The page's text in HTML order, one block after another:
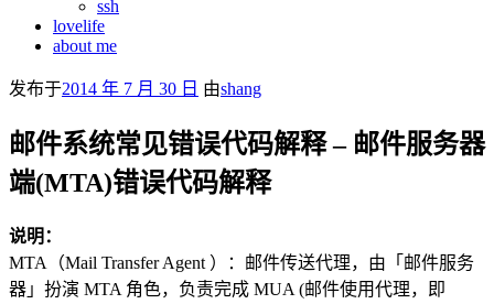
ssh
lovelife
about me
发布于2014 年 7 月 30 日 由shang
邮件系统常见错误代码解释 – 邮件服务器
端(MTA)错误代码解释
说明：
MTA（Mail Transfer Agent ）：邮件传送代理，由「邮件服务
器」扮演 MTA 角色，负责完成 MUA (邮件使用代理，即